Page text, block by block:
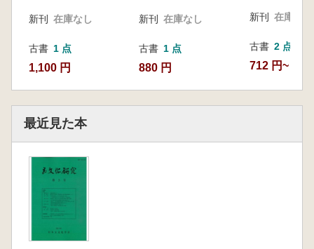
新刊 在庫なし
古書 1 点
1,100 円
新刊 在庫なし
古書 1 点
880 円
新刊 在庫なし
古書 2 点
712 円~
最近見た本